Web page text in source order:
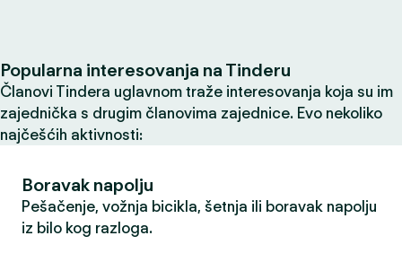
Popularna interesovanja na Tinderu
Članovi Tindera uglavnom traže interesovanja koja su im
zajednička s drugim članovima zajednice. Evo nekoliko
najčešćih aktivnosti:
Boravak napolju
Pešačenje, vožnja bicikla, šetnja ili boravak napolju
iz bilo kog razloga.